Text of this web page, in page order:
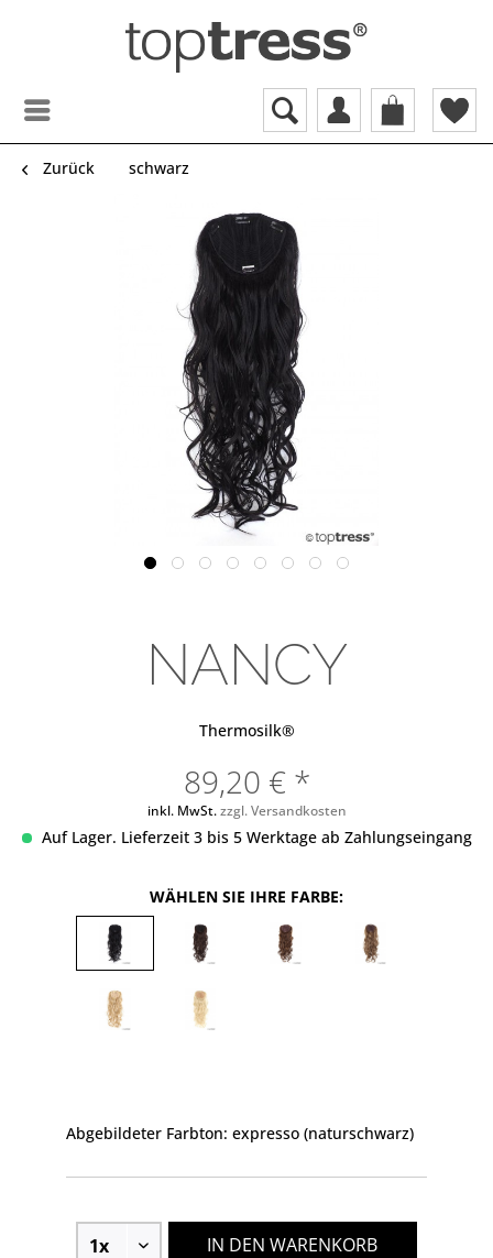
Zurück schwarz
NANCY
Thermosilk®
89,20 € *
inkl. MwSt.zzgl. Versandkosten
Auf Lager. Lieferzeit 3 bis 5 Werktage ab Zahlungseingang
WÄHLEN SIE IHRE FARBE:
Abgebildeter Farbton: expresso (naturschwarz)
IN DEN WARENKORB